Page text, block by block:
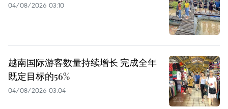
04/08/2026 03:10
越南国际游客数量持续增长 完成全年
既定目标的56%
04/08/2026 03:04